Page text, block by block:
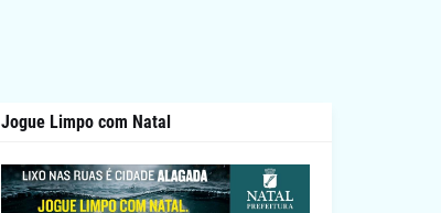
Jogue Limpo com Natal